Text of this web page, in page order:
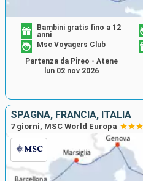
Bambini gratis fino a 12
anni
Msc Voyagers Club
Partenza da Pireo - Atene
lun 02 nov 2026
SPAGNA, FRANCIA, ITALIA
7 giorni, MSC World Europa